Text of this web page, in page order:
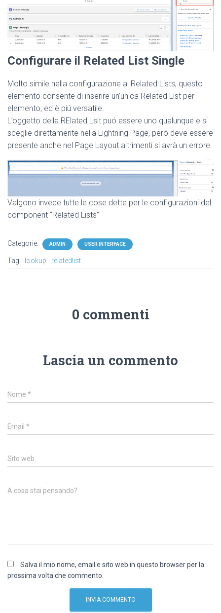
Configurare il Related List Single
Molto simile nella configurazione al Related Lists, questo
elemento consente di inserire un’unica Related List per
elemento, ed è piú versatile.
L’oggetto della RElated Lsit puó essere uno qualunque e si
sceglie direttamente nella Lightning Page, peró deve essere
presente anche nel Page Layout altrimenti si avrà un errore:
Valgono invece tutte le cose dette per le configurazioni del
component “Related Lists”
Categorie: ADMIN USER INTERFACE
Tag: lookup relatedlist
0 commenti
Lascia un commento
Nome *
Email *
Sito web
A cosa stai pensando?
Salva il mio nome, email e sito web in questo browser per la
prossima volta che commento.